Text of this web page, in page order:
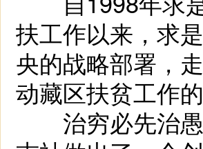
扶工作以来，求
央的战略部署，
动藏区扶贫工作
治穷必先治愚